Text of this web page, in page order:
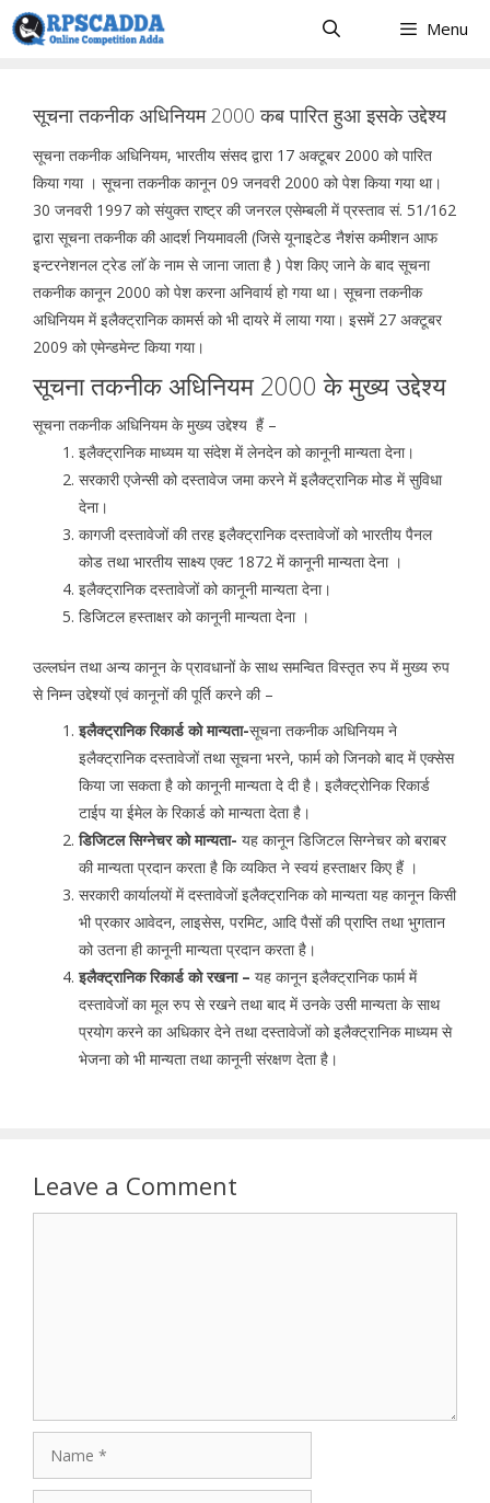
Skip
to
Menu
सूचना तकनीक अधिनियम 2000 कब पारित हुआ इसके उद्देश्य
सूचना तकनीक अधिनियम, भारतीय संसद द्वारा 17 अक्टूबर 2000 को पारित
किया गया । सूचना तकनीक कानून 09 जनवरी 2000 को पेश किया गया था।
30 जनवरी 1997 को संयुक्त राष्ट्र की जनरल एसेम्बली में प्रस्ताव सं. 51/162
द्वारा सूचना तकनीक की आदर्श नियमावली (जिसे यूनाइटेड नैशंस कमीशन आफ
इन्टरनेशनल ट्रेड लाॅ के नाम से जाना जाता है ) पेश किए जाने के बाद सूचना
तकनीक कानून 2000 को पेश करना अनिवार्य हो गया था। सूचना तकनीक
अधिनियम में इलैक्ट्रानिक कामर्स को भी दायरे में लाया गया। इसमें 27 अक्टूबर
2009 को एमेन्डमेन्ट किया गया।
सूचना तकनीक अधिनियम 2000 के मुख्य उद्देश्य
सूचना तकनीक अधिनियम के मुख्य उद्देश्य हैं –
इलैक्ट्रानिक माध्यम या संदेश में लेनदेन को कानूनी मान्यता देना।
सरकारी एजेन्सी को दस्तावेज जमा करने में इलैक्ट्रानिक मोड में सुविधा
देना।
कागजी दस्तावेजों की तरह इलैक्ट्रानिक दस्तावेजों को भारतीय पैनल
कोड तथा भारतीय साक्ष्य एक्ट 1872 में कानूनी मान्यता देना ।
इलैक्ट्रानिक दस्तावेजों को कानूनी मान्यता देना।
डिजिटल हस्ताक्षर को कानूनी मान्यता देना ।
उल्लघंन तथा अन्य कानून के प्रावधानों के साथ समन्वित विस्तृत रुप में मुख्य रुप
से निम्न उद्देश्यों एवं कानूनों की पूर्ति करने की –
इलैक्ट्रानिक रिकार्ड को मान्यता-सूचना तकनीक अधिनियम ने
इलैक्ट्रानिक दस्तावेजों तथा सूचना भरने, फार्म को जिनको बाद में एक्सेस
किया जा सकता है को कानूनी मान्यता दे दी है। इलैक्ट्रोनिक रिकार्ड
टाईप या ईमेल के रिकार्ड को मान्यता देता है।
डिजिटल सिग्नेचर को मान्यता- यह कानून डिजिटल सिग्नेचर को बराबर
की मान्यता प्रदान करता है कि व्यकित ने स्वयं हस्ताक्षर किए हैं ।
सरकारी कार्यालयों में दस्तावेजों इलैक्ट्रानिक को मान्यता यह कानून किसी
भी प्रकार आवेदन, लाइसेस, परमिट, आदि पैसों की प्राप्ति तथा भुगतान
को उतना ही कानूनी मान्यता प्रदान करता है।
इलैक्ट्रानिक रिकार्ड को रखना – यह कानून इलैक्ट्रानिक फार्म में
दस्तावेजों का मूल रुप से रखने तथा बाद में उनके उसी मान्यता के साथ
प्रयोग करने का अधिकार देने तथा दस्तावेजों को इलैक्ट्रानिक माध्यम से
भेजना को भी मान्यता तथा कानूनी संरक्षण देता है।
Leave a Comment